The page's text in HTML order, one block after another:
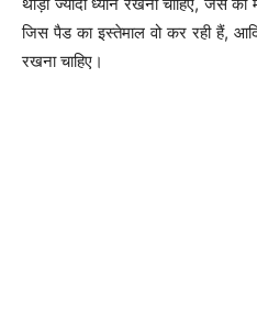
जिस पैड का इस्तेमाल वो कर रही हैं,
रखना चाहिए।